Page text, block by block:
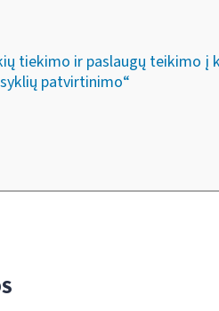
tiekimo ir paslaugų teikimo
patvirtinimo“